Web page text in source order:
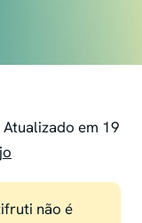
em 19
não é